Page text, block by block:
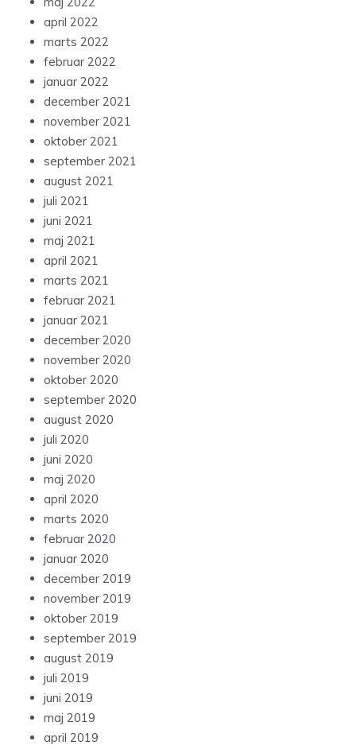
april 2022
marts 2022
februar 2022
januar 2022
december 2021
november 2021
oktober 2021
september 2021
august 2021
juli 2021
juni 2021
maj 2021
april 2021
marts 2021
februar 2021
januar 2021
december 2020
november 2020
oktober 2020
september 2020
august 2020
juli 2020
juni 2020
maj 2020
april 2020
marts 2020
februar 2020
januar 2020
december 2019
november 2019
oktober 2019
september 2019
august 2019
juli 2019
juni 2019
maj 2019
april 2019